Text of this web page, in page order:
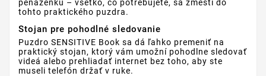
peňaženku – všetko, čo potrebujete, sa zmestí do
tohto praktického puzdra.
Stojan pre pohodlné sledovanie
Puzdro SENSITIVE Book sa dá ľahko premeniť na
praktický stojan, ktorý vám umožní pohodlne sledovať
videá alebo prehliadať internet bez toho, aby ste
museli telefón držať v ruke.